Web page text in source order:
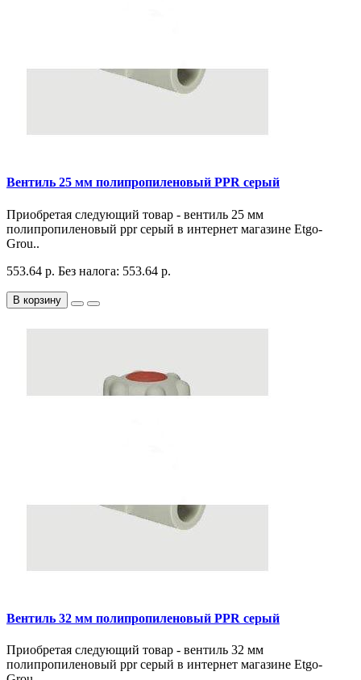
Вентиль 25 мм полипропиленовый PPR серый
Приобретая следующий товар - вентиль 25 мм
полипропиленовый ppr серый в интернет магазине Etgo-
Grou..
553.64 р. Без налога: 553.64 р.
В корзину
Вентиль 32 мм полипропиленовый PPR серый
Приобретая следующий товар - вентиль 32 мм
полипропиленовый ppr серый в интернет магазине Etgo-